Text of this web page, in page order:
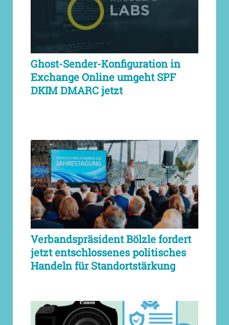
Ghost-Sender-Konfiguration in
Exchange Online umgeht SPF
DKIM DMARC jetzt
Verbandspräsident Bölzle fordert
jetzt entschlossenes politisches
Handeln für Standortstärkung